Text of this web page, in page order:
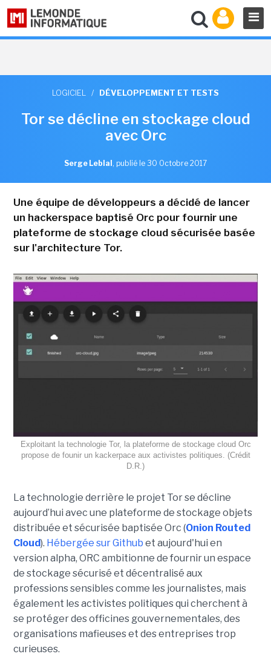
LOGICIEL / DÉVELOPPEMENT ET TESTS
Tor se décline en stockage cloud
avec Orc
Serge Leblal , publié le 30 Octobre 2017
Une équipe de développeurs a décidé de lancer
un hackerspace baptisé Orc pour fournir une
plateforme de stockage cloud sécurisée basée
sur l'architecture Tor.
Exploitant la technologie Tor, la plateforme de stockage cloud Orc
propose de founir un kackerpace aux activistes politiques. (Crédit
D.R.)
La technologie derrière le projet Tor se décline
aujourd’hui avec une plateforme de stockage objets
distribuée et sécurisée baptisée Orc (Onion Routed
Cloud). Hébergée sur Github et aujourd'hui en
version alpha, ORC ambitionne de fournir un espace
de stockage sécurisé et décentralisé aux
professions sensibles comme les journalistes, mais
également les activistes politiques qui cherchent à
se protéger des officines gouvernementales, des
organisations mafieuses et des entreprises trop
curieuses.